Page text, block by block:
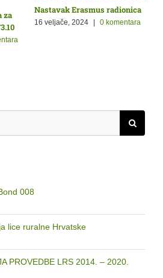
za
Nastavak Erasmus radionica
16 veljače, 2024 | 0 komentara
008
lice ruralne Hrvatske
PROVEDBE LRS 2014. – 2020.